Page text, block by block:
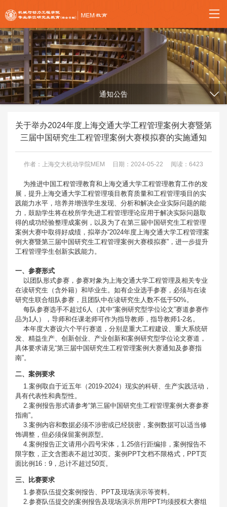
通知公告
关于举办2024年度上海交通大学工程管理案例大赛暨第
三届中国研究生工程管理案例大赛模拟赛的实施通知
作者：上海交大机动学院MEM 日期：2024-05-22 阅读：6423
为推进中国工程管理教育和上海交通大学工程管理教育工作的发
展，提升上海交通大学工程管理项目教育质量和工程管理项目的实
践能力水平，培养并增强学生发现、分析和解决企业实际问题的能
力，鼓励学生将在校所学先进工程管理理论应用于解决实际问题取
得的成功经验整理成案例，以及为了在第三届中国研究生工程管理
案例大赛中取得好成绩，拟举办“2024年度上海交通大学工程管理案
例大赛暨第三届中国研究生工程管理案例大赛模拟赛”，进一步提升
工程管理学生创新实践能力。
一、参赛形式
以团队形式参赛，参赛对象为上海交通大学工程管理及相关专业
在读研究生（含外籍）和毕业生。如有企业选手参赛，必须与在读
研究生联合组队参赛，且团队中在读研究生人数不低于50%。
每队参赛选手不超过6人（其中“案例研究型学位论文”赛道参赛作
品为1人），导师和任课老师可作为指导教师，指导教师1-2名。
本年度大赛设六个平行赛道，分别是重大工程建设、重大系统研
发、精益生产、创新创业、产业创新和案例研究型学位论文赛道，
具体要求请见“第三届中国研究生工程管理案例大赛通知及参赛指
南”。
二、案例要求
1.案例取自于近五年（2019-2024）现实的科研、生产实践活动，
具有代表性和典型性。
2.案例报告形式请参考“第三届中国研究生工程管理案例大赛参赛
指南”。
3.案例内容和数据必须不涉密或已经脱密，案例数据可以适当修
饰调整，但必须保留案例原型。
4.案例报告正文请用小四号宋体，1.25倍行距编排，案例报告不
限字数，正文含图表不超过30页。案例PPT文档不限格式，PPT页
面比例16：9，总计不超过50页。
三、比赛要求
1.参赛队伍提交案例报告、PPT及现场演示等资料。
2.参赛队伍提交的案例报告及现场演示所用PPT均须授权大赛组